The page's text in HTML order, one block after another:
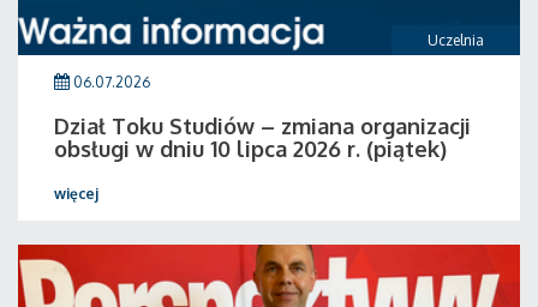
Uczelnia
06.07.2026
Dział Toku Studiów – zmiana organizacji
obsługi w dniu 10 lipca 2026 r. (piątek)
więcej